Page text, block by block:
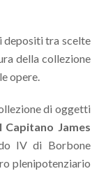
depositi tra scelte
della collezione
opere.
di oggetti
Capitano James
IV di Borbone
plenipotenziario